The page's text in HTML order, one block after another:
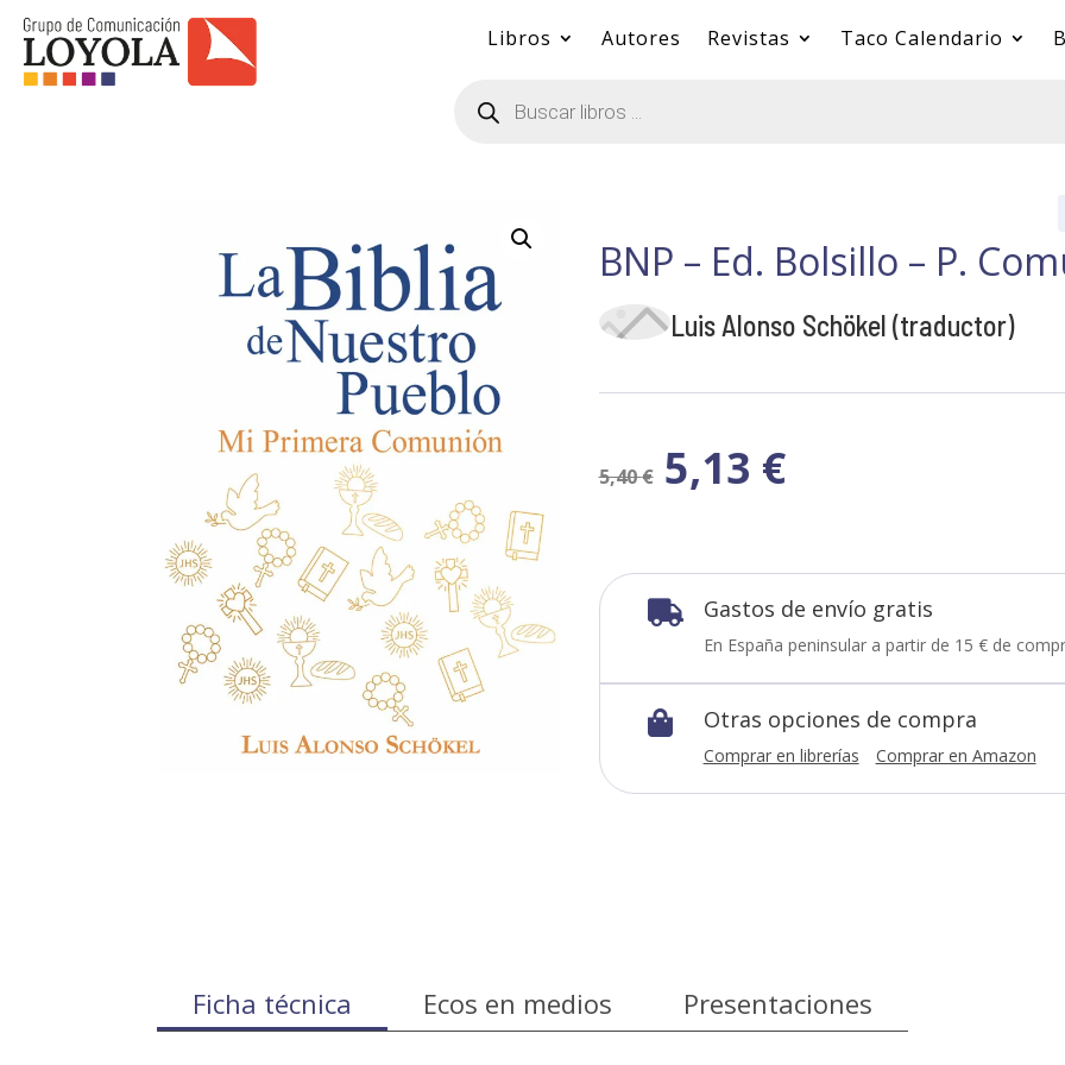
Libros Autores Revistas Taco Calendario
productos
BNP – Ed. Bolsillo – P.
Luis Alonso Schökel (traductor)
5,40€ 5,13 €
 Gastos de envío gratis
En España peninsular a partir de 15 € de
 Otras opciones de compra
Comprar en librerías Comprar en Amazon
Ficha técnica Ecos en medios Presentaciones